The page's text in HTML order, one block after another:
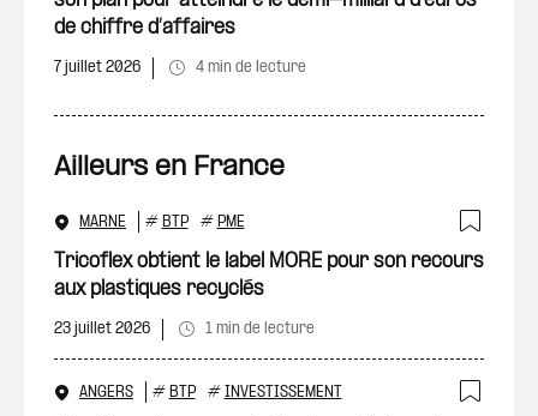
de chiffre d’affaires
7 juillet 2026 4 min de lecture
Ailleurs en France
MARNE # BTP # PME
Tricoflex obtient le label MORE pour son recours
aux plastiques recyclés
23 juillet 2026 1 min de lecture
ANGERS # BTP # INVESTISSEMENT